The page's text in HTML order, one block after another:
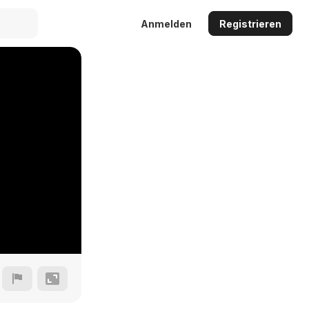
Anmelden Registrieren